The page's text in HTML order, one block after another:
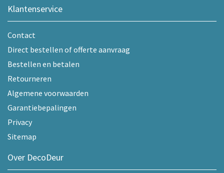
Klantenservice
Contact
Direct bestellen of offerte aanvraag
Bestellen en betalen
Retourneren
Algemene voorwaarden
Garantiebepalingen
Privacy
Sitemap
Over DecoDeur